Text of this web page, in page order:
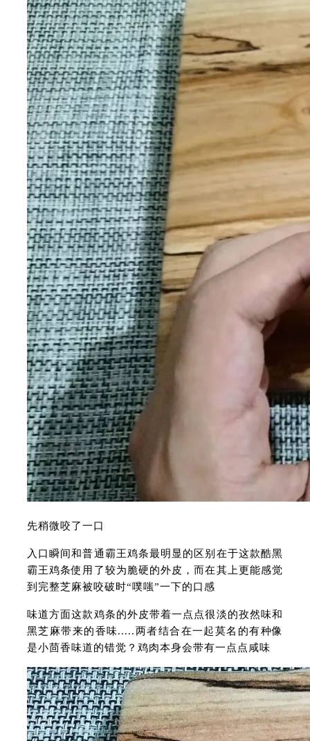
先稍微咬了一口
入口瞬间和普通霸王鸡条最明显的区别在于这款酷黑
霸王鸡条使用了较为脆硬的外皮，而在其上更能感觉
到完整芝麻被咬破时“噗嗤”一下的口感
味道方面这款鸡条的外皮带着一点点很淡的孜然味和
黑芝麻带来的香味.....两者结合在一起莫名的有种像
是小茴香味道的错觉？鸡肉本身会带有一点点咸味